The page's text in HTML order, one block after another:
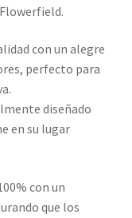
con un alegre
perfecto para
diseñado
en su lugar
con un
que los